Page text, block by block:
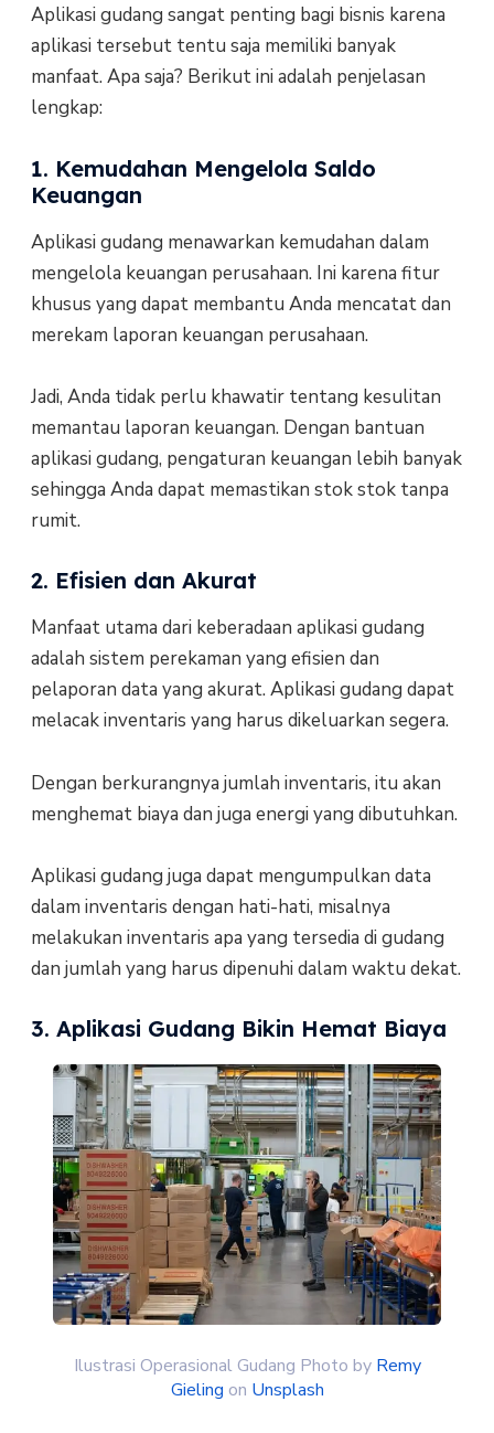
Aplikasi gudang sangat penting bagi bisnis karena
aplikasi tersebut tentu saja memiliki banyak
manfaat. Apa saja? Berikut ini adalah penjelasan
lengkap:
1. Kemudahan Mengelola Saldo
Keuangan
Aplikasi gudang menawarkan kemudahan dalam
mengelola keuangan perusahaan. Ini karena fitur
khusus yang dapat membantu Anda mencatat dan
merekam laporan keuangan perusahaan.
Jadi, Anda tidak perlu khawatir tentang kesulitan
memantau laporan keuangan. Dengan bantuan
aplikasi gudang, pengaturan keuangan lebih banyak
sehingga Anda dapat memastikan stok stok tanpa
rumit.
2. Efisien dan Akurat
Manfaat utama dari keberadaan aplikasi gudang
adalah sistem perekaman yang efisien dan
pelaporan data yang akurat. Aplikasi gudang dapat
melacak inventaris yang harus dikeluarkan segera.
Dengan berkurangnya jumlah inventaris, itu akan
menghemat biaya dan juga energi yang dibutuhkan.
Aplikasi gudang juga dapat mengumpulkan data
dalam inventaris dengan hati-hati, misalnya
melakukan inventaris apa yang tersedia di gudang
dan jumlah yang harus dipenuhi dalam waktu dekat.
3. Aplikasi Gudang Bikin Hemat Biaya
Ilustrasi Operasional Gudang Photo by Remy
Gieling on Unsplash